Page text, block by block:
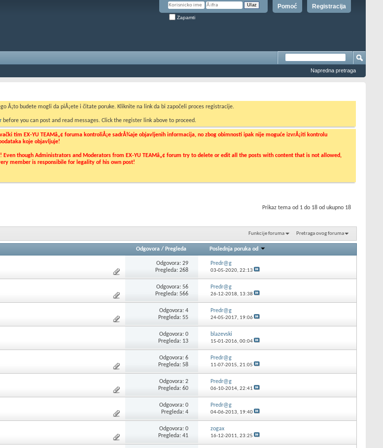
Registracija
Pomoć
Zapamti
Napredna pretraga
Å¡to budete mogli da piÅ¡ete i čitate poruke. Kliknite na link da bi započeli proces registracije.
before you can post and read messages. Click the register link above to proceed.
tim EX-YU TEAMâ„¢ foruma kontroliÅ¡e sadrÅ¾aje objavljenih informacija, no zbog obimnosti ipak nije moguće izvrÅ¡iti kontrolu
koje objavljuje!
though Administrators and Moderators from EX-YU TEAMâ„¢ forum try to delete or edit all the posts with content that is not allowed,
member is responsibile for legality of his own post!
Prikaz tema od 1 do 18 od ukupno 18
Funkcije foruma Pretraga ovog foruma
Odgovora / Pregleda Poslednja poruka od
Odgovora: 29
Pregleda: 268
Predr@g
03-05-2020, 22:13
Odgovora: 56
Pregleda: 566
Predr@g
26-12-2018, 13:38
Odgovora: 4
Pregleda: 55
Predr@g
24-05-2017, 19:06
Odgovora: 0
Pregleda: 13
blazevski
15-01-2016, 00:04
Odgovora: 6
Pregleda: 58
Predr@g
11-07-2015, 21:05
Odgovora: 2
Pregleda: 60
Predr@g
06-10-2014, 22:41
Odgovora: 0
Pregleda: 4
Predr@g
04-06-2013, 19:40
Odgovora: 0
Pregleda: 41
zogax
16-12-2011, 23:25